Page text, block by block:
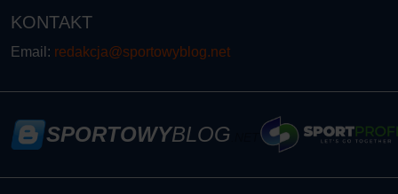
KONTAKT
Email: redakcja@sportowyblog.net
SPORTOWYBLOG